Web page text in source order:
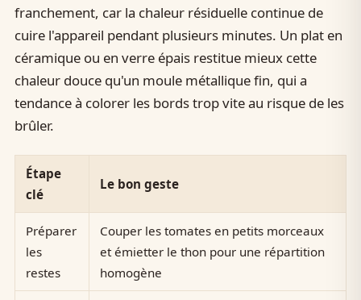
franchement, car la chaleur résiduelle continue de
cuire l'appareil pendant plusieurs minutes. Un plat en
céramique ou en verre épais restitue mieux cette
chaleur douce qu'un moule métallique fin, qui a
tendance à colorer les bords trop vite au risque de les
brûler.
Étape
clé
Le bon geste
Préparer
les
restes
Couper les tomates en petits morceaux
et émietter le thon pour une répartition
homogène